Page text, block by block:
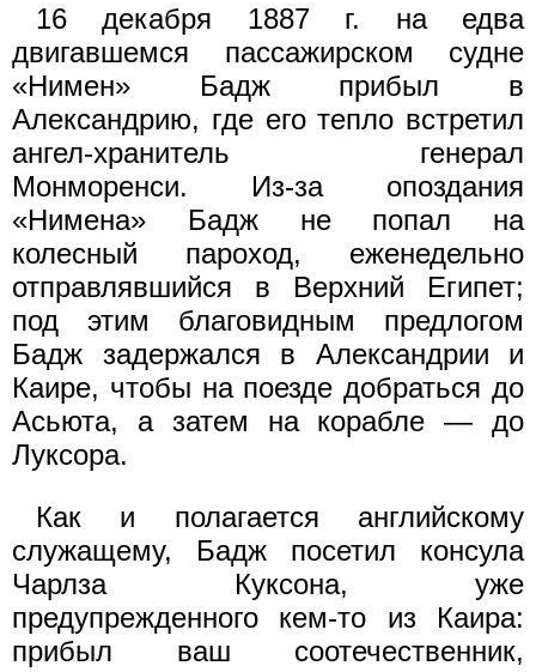
16 декабря 1887 г. на едва
двигавшемся пассажирском судне
«Нимен» Бадж прибыл в
Александрию, где его тепло встретил
ангел-хранитель генерал
Монморенси. Из-за опоздания
«Нимена» Бадж не попал на
колесный пароход, еженедельно
отправлявшийся в Верхний Египет;
под этим благовидным предлогом
Бадж задержался в Александрии и
Каире, чтобы на поезде добраться до
Асьюта, а затем на корабле — до
Луксора.
Как и полагается английскому
служащему, Бадж посетил консула
Чарлза Куксона, уже
предупрежденного кем-то из Каира:
прибыл ваш соотечественник,